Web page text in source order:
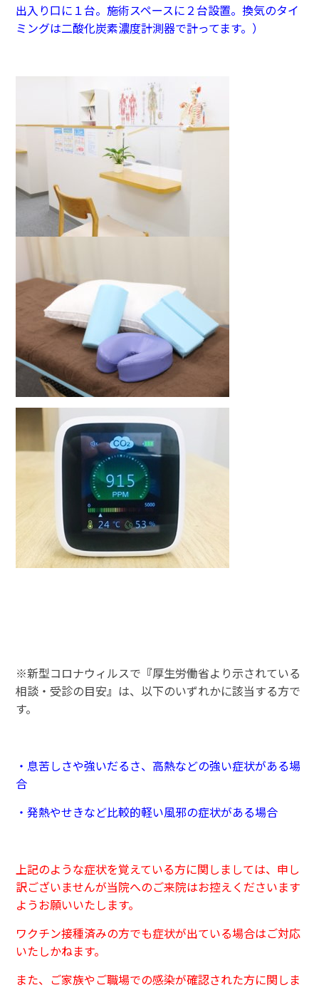
出入り口に１台。施術スペースに２台設置。換気のタイ
ミングは二酸化炭素濃度計測器で計ってます。）
※新型コロナウィルスで 『厚生労働省より示されている
相談・受診の目安』 は、以下のいずれかに該当する方で
す。
・息苦しさや強いだるさ、高熱などの強い症状がある場
合
・発熱やせきなど比較的軽い風邪の症状がある場合
上記のような症状を覚えている方に関しましては、申し
訳ございませんが当院へのご来院はお控えくださいます
ようお願いいたします。
ワクチン接種済みの方でも症状が出ている場合はご対応
いたしかねます。
また、ご家族やご職場での感染が確認された方に関しま